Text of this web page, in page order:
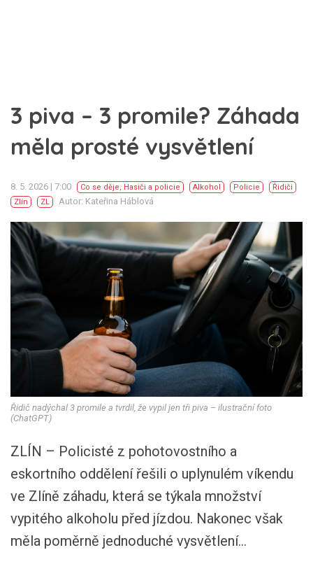
3 piva – 3 promile? Záhada
měla prosté vysvětlení
8. 5. 2026 | 7:00 Co se děje, Hasiči a policie Alkohol Policie
Řidiči
Zlín
ZL Autor: Kateřina Háblová
Řidič nadýchal 3 promile a tvrdil, že vypil jen tři piva – ilustrační foto
(ChatGPT)
ZLÍN – Policisté z pohotovostního a
eskortního oddělení řešili o uplynulém víkendu
ve Zlíně záhadu, která se týkala množství
vypitého alkoholu před jízdou. Nakonec však
měla poměrně jednoduché vysvětlení...